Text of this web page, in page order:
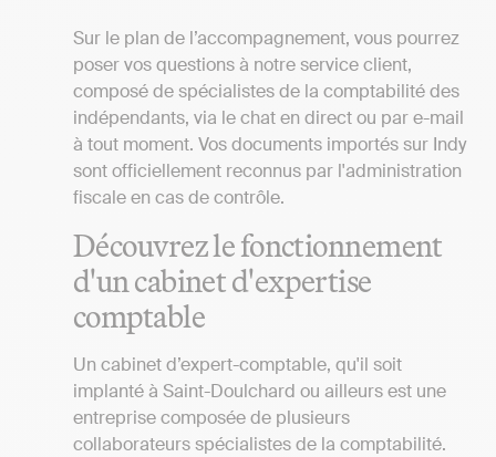
Sur le plan de l’accompagnement, vous pourrez
poser vos questions à notre service client,
composé de spécialistes de la comptabilité des
indépendants, via le chat en direct ou par e-mail
à tout moment. Vos documents importés sur Indy
sont officiellement reconnus par l'administration
fiscale en cas de contrôle.
Découvrez le fonctionnement
d'un cabinet d'expertise
comptable
Un cabinet d’expert-comptable, qu'il soit
implanté à Saint-Doulchard ou ailleurs est une
entreprise composée de plusieurs
collaborateurs spécialistes de la comptabilité.